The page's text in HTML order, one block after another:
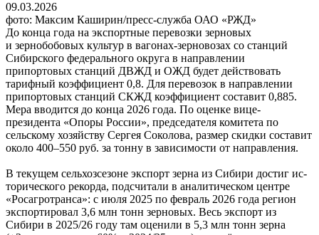
09.03.2026
фото: Максим Каширин/пресс-служба ОАО «РЖД»
До конца года на экспортные перевозки зерновых
и зернобобовых культур в вагонах-зерновозах со станций
Сибирского федерального округа в направлении
припортовых станций ДВЖД и ОЖД будет действовать
тарифный коэффициент 0,8. Для перевозок в направлении
припортовых станций СКЖД коэффициент составит 0,885.
Мера вводится до конца 2026 года. По оценке вице-
президента «Опоры России», председателя комитета по
сельскому хозяйству Сергея Соколова, размер скидки составит
около 400–550 руб. за тонну в зависимости от направления.
В текущем сельхозсезоне экспорт зерна из Сибири достиг ис­
торического рекорда, подсчитали в аналитическом центре
«Рос­агротранса»: с июля 2025 по февраль 2026 года регион
экспортировал 3,6 млн тонн зерновых. Весь экспорт из
Сибири в 2025/26 году там оценили в 5,3 млн тонн зерна